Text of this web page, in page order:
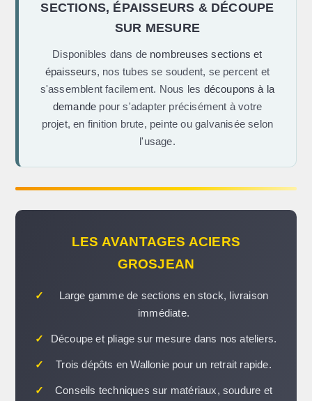
SECTIONS, ÉPAISSEURS & DÉCOUPE
SUR MESURE
Disponibles dans de nombreuses sections et
épaisseurs, nos tubes se soudent, se percent et
s'assemblent facilement. Nous les découpons à la
demande pour s'adapter précisément à votre
projet, en finition brute, peinte ou galvanisée selon
l'usage.
LES AVANTAGES ACIERS
GROSJEAN
✓
Large gamme de sections en stock, livraison
immédiate.
✓ Découpe et pliage sur mesure dans nos ateliers.
✓ Trois dépôts en Wallonie pour un retrait rapide.
✓
Conseils techniques sur matériaux, soudure et